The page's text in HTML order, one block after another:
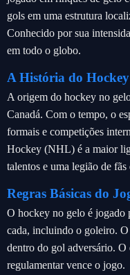
gols em uma estrutura
Conhecido por sua
em todo o globo.
A História do Hockey
A origem do hockey no
Canadá. Com o tempo, o
formais e competições
Hockey (NHL) é a maior
talentos e uma legião de fãs
Regras Básicas do
O hockey no gelo é jogado
cada, incluindo o goleiro.
dentro do gol adversário.
regulamentar vence o jogo.